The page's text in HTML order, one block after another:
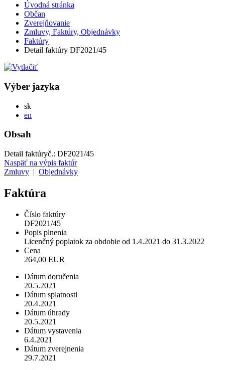
Úvodná stránka
Občan
Zverejňovanie
Zmluvy, Faktúry, Objednávky
Faktúry
Detail faktúry DF2021/45
Výber jazyka
skSlovensky
en
Obsah
Detail faktúryč.: DF2021/45
Naspäť na výpis faktúr
Zmluvy | Objednávky
Faktúra
Číslo faktúry
DF2021/45
Popis plnenia
Licenčný poplatok za obdobie od 1.4.2021 do 31.3.2022
Cena
264,00 EUR
Dátum doručenia
20.5.2021
Dátum splatnosti
20.4.2021
Dátum úhrady
20.5.2021
Dátum vystavenia
6.4.2021
Dátum zverejnenia
29.7.2021